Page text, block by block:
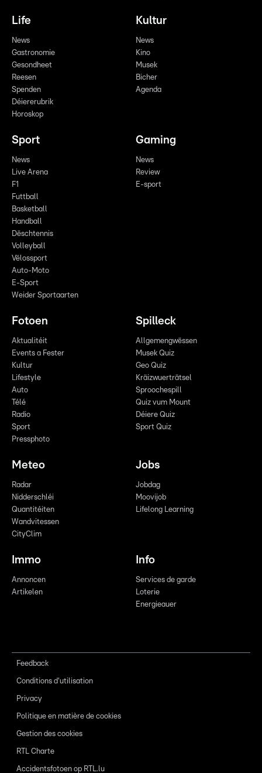
Life
News
Gastronomie
Gesondheet
Reesen
Spenden
Déiererubrik
Horoskop
Kultur
News
Kino
Musek
Bicher
Agenda
Sport
News
Live Arena
F1
Futtball
Basketball
Handball
Dëschtennis
Volleyball
Vëlossport
Auto-Moto
E-Sport
Weider Sportaarten
Gaming
News
Review
E-sport
Fotoen
Aktualitéit
Events a Fester
Kultur
Lifestyle
Auto
Télé
Radio
Sport
Pressphoto
Spilleck
Allgemengwëssen
Musek Quiz
Geo Quiz
Kräizwuerträtsel
Sproochespill
Quiz vum Mount
Déiere Quiz
Sport Quiz
Meteo
Radar
Nidderschléi
Quantitéiten
Wandvitessen
CityClim
Jobs
Jobdag
Moovijob
Lifelong Learning
Immo
Annoncen
Artikelen
Info
Services de garde
Loterie
Energieauer
Feedback
Conditions d'utilisation
Privacy
Politique en matière de cookies
Gestion des cookies
RTL Charte
Accidentsfotoen op RTL.lu